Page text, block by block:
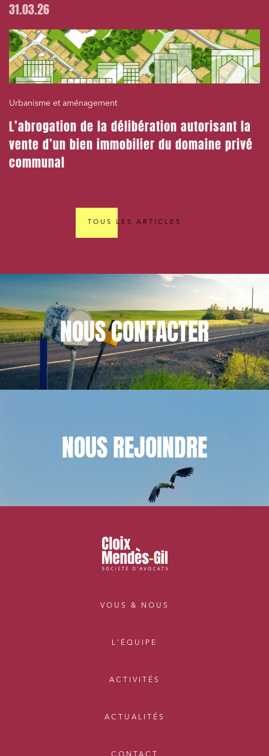
31.03.26
Urbanisme et aménagement
L’abrogation de la délibération autorisant la
vente d’un bien immobilier du domaine privé
communal
TOUS LES ARTICLES
NOUSCONTACTER
NOUSREJOINDRE
VOUS & NOUS
L'ÉQUIPE
ACTIVITÉS
ACTUALITÉS